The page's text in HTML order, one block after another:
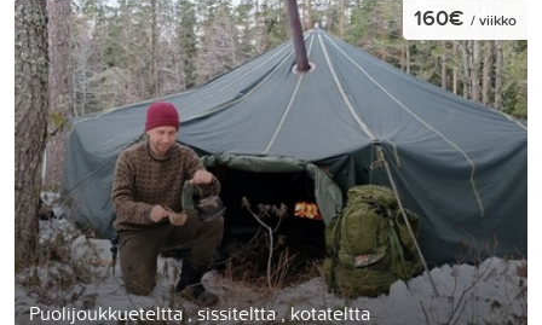
Puolijoukkueteltta , sissiteltta , kotateltta
160€ / viikko